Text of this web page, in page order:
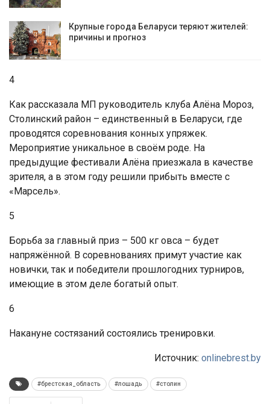
Крупные города Беларуси теряют жителей:
причины и прогноз
4
Как рассказала МП руководитель клуба Алёна Мороз,
Столинский район – единственный в Беларуси, где
проводятся соревнования конных упряжек.
Мероприятие уникальное в своём роде. На
предыдущие фестивали Алёна приезжала в качестве
зрителя, а в этом году решили прибыть вместе с
«Марсель».
5
Борьба за главный приз – 500 кг овса – будет
напряжённой. В соревнованиях примут участие как
новички, так и победители прошлогодних турниров,
имеющие в этом деле богатый опыт.
6
Накануне состязаний состоялись тренировки.
Источник: onlinebrest.by
#брестская_область #лошадь #столин